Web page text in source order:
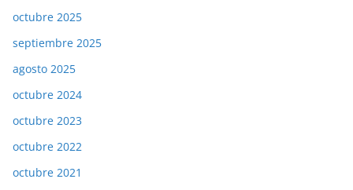
octubre 2025
septiembre 2025
agosto 2025
octubre 2024
octubre 2023
octubre 2022
octubre 2021